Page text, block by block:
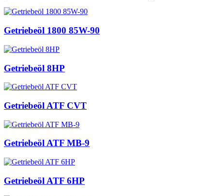
Getriebeöl 1800 85W-90
Getriebeöl 8HP
Getriebeöl ATF CVT
Getriebeöl ATF MB-9
Getriebeöl ATF 6HP